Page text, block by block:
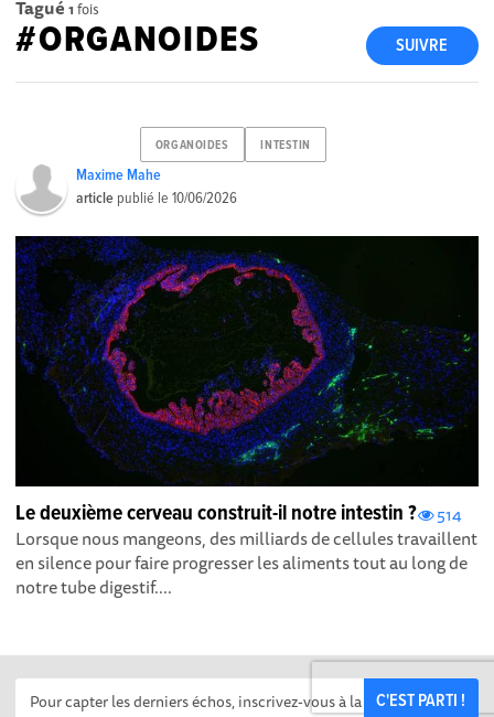
Tagué 1 fois
SUIVRE
#ORGANOIDES
ORGANOIDES INTESTIN
Maxime Mahe
article publié le10/06/2026
514
Le deuxième cerveau construit-il notre intestin ?
Lorsque nous mangeons, des milliards de cellules travaillent
en silence pour faire progresser les aliments tout au long de
notre tube digestif....
C'EST PARTI !